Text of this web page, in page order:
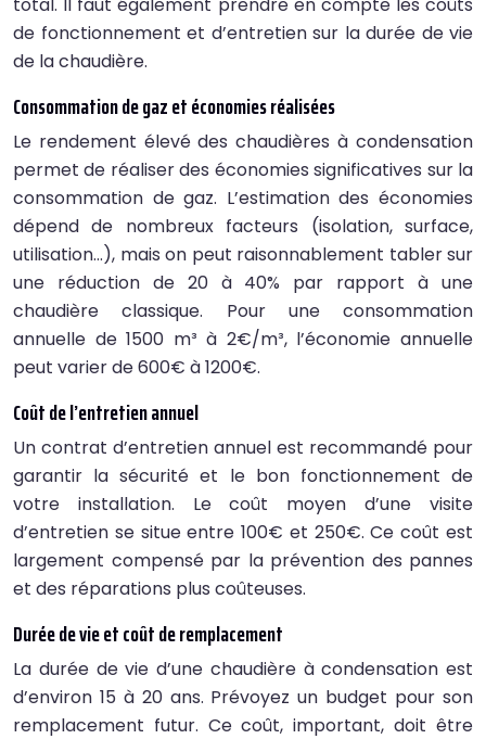
total. Il faut également prendre en compte les coûts
de fonctionnement et d’entretien sur la durée de vie
de la chaudière.
Consommation de gaz et économies réalisées
Le rendement élevé des chaudières à condensation
permet de réaliser des économies significatives sur la
consommation de gaz. L’estimation des économies
dépend de nombreux facteurs (isolation, surface,
utilisation…), mais on peut raisonnablement tabler sur
une réduction de 20 à 40% par rapport à une
chaudière classique. Pour une consommation
annuelle de 1500 m³ à 2€/m³, l’économie annuelle
peut varier de 600€ à 1200€.
Coût de l’entretien annuel
Un contrat d’entretien annuel est recommandé pour
garantir la sécurité et le bon fonctionnement de
votre installation. Le coût moyen d’une visite
d’entretien se situe entre 100€ et 250€. Ce coût est
largement compensé par la prévention des pannes
et des réparations plus coûteuses.
Durée de vie et coût de remplacement
La durée de vie d’une chaudière à condensation est
d’environ 15 à 20 ans. Prévoyez un budget pour son
remplacement futur. Ce coût, important, doit être